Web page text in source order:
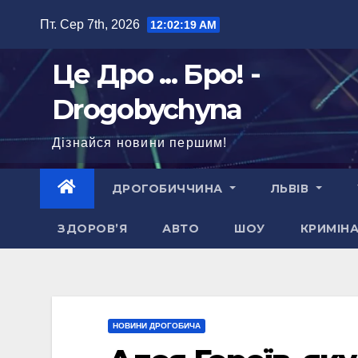
Пт. Сер 7th, 2026 12:02:21 AM
Це Дро ... Бро! -
Drogobychyna
Дізнайся новини першим!
ДРОГОБИЧЧИНА ЛЬВІВ
ЗДОРОВ’Я АВТО ШОУ
НОВИНИ ДРОГОБИЧА